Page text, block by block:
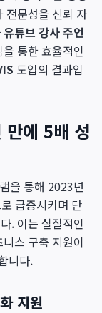
전문성을 신뢰 자
유튜브 강사 주언
통한 효율적인
도입의 결과입
만에 5배 성
을 통해 2023년
급증시키며 단
. 이는 실질적인
스 구축 지원이
니다.
지원